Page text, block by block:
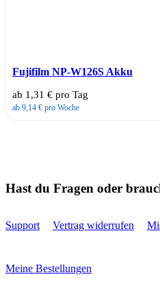
Fujifilm NP-W126S Akku
ab 1,31 € pro Tag
ab 9,14 € pro Woche
Hast du Fragen oder
Support Vertrag widerrufen
Meine Bestellungen